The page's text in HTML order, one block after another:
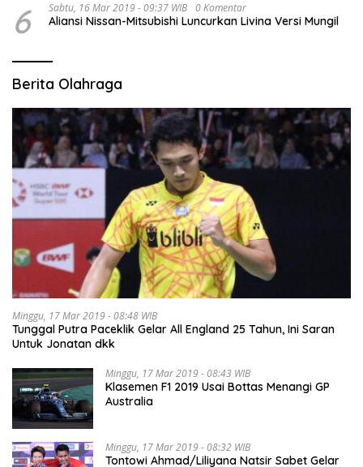
6 Sabtu, 16 Mar 2019 - 09:37 WIB 0 Komentar
Aliansi Nissan-Mitsubishi Luncurkan Livina Versi Mungil
Berita Olahraga
Minggu, 17 Mar 2019 - 08:48 WIB
Tunggal Putra Paceklik Gelar All England 25 Tahun, Ini Saran
Untuk Jonatan dkk
Minggu, 17 Mar 2019 - 08:43 WIB
Klasemen F1 2019 Usai Bottas Menangi GP
Australia
Minggu, 17 Mar 2019 - 08:32 WIB
Tontowi Ahmad/Liliyana Natsir Sabet Gelar